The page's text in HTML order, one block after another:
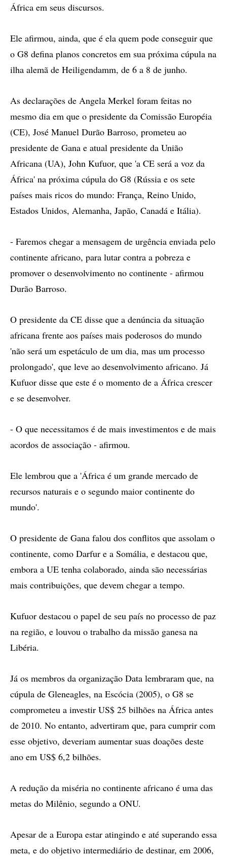
África em seus discursos.
Ele afirmou, ainda, que é ela quem pode conseguir que
o G8 defina planos concretos em sua próxima cúpula na
ilha alemã de Heiligendamm, de 6 a 8 de junho.
As declarações de Angela Merkel foram feitas no
mesmo dia em que o presidente da Comissão Européia
(CE), José Manuel Durão Barroso, prometeu ao
presidente de Gana e atual presidente da União
Africana (UA), John Kufuor, que 'a CE será a voz da
África' na próxima cúpula do G8 (Rússia e os sete
países mais ricos do mundo: França, Reino Unido,
Estados Unidos, Alemanha, Japão, Canadá e Itália).
- Faremos chegar a mensagem de urgência enviada pelo
continente africano, para lutar contra a pobreza e
promover o desenvolvimento no continente - afirmou
Durão Barroso.
O presidente da CE disse que a denúncia da situação
africana frente aos países mais poderosos do mundo
'não será um espetáculo de um dia, mas um processo
prolongado', que leve ao desenvolvimento africano. Já
Kufuor disse que este é o momento de a África crescer
e se desenvolver.
- O que necessitamos é de mais investimentos e de mais
acordos de associação - afirmou.
Ele lembrou que a 'África é um grande mercado de
recursos naturais e o segundo maior continente do
mundo'.
O presidente de Gana falou dos conflitos que assolam o
continente, como Darfur e a Somália, e destacou que,
embora a UE tenha colaborado, ainda são necessárias
mais contribuições, que devem chegar a tempo.
Kufuor destacou o papel de seu país no processo de paz
na região, e louvou o trabalho da missão ganesa na
Libéria.
Já os membros da organização Data lembraram que, na
cúpula de Gleneagles, na Escócia (2005), o G8 se
comprometeu a investir US$ 25 bilhões na África antes
de 2010. No entanto, advertiram que, para cumprir com
esse objetivo, deveriam aumentar suas doações deste
ano em US$ 6,2 bilhões.
A redução da miséria no continente africano é uma das
metas do Milênio, segundo a ONU.
Apesar de a Europa estar atingindo e até superando essa
meta, e do objetivo intermediário de destinar, em 2006,